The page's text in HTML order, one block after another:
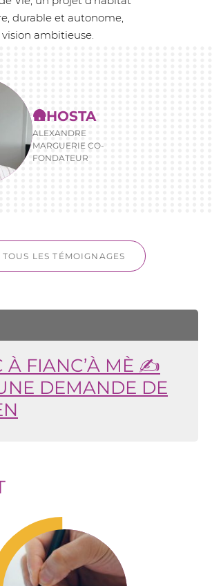
🛖HOSTA
ALEXANDRE
MARGUERIE CO-
FONDATEUR
durable et autonome,
vision ambitieuse.
TOUS LES TÉMOIGNAGES
À FIANC’À MÈ ✍️
DEMANDE DE